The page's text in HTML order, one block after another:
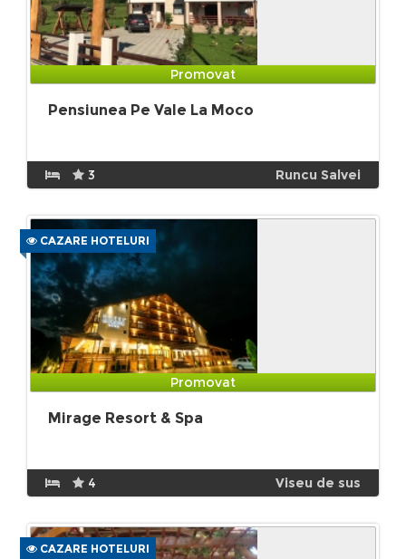
Promovat
Pensiunea Pe Vale La Moco
3 Runcu Salvei
CAZARE HOTELURI
Promovat
Mirage Resort & Spa
4 Viseu de sus
CAZARE HOTELURI